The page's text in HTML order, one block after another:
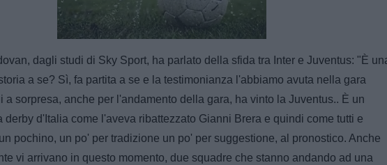
Loaded
100.00%
dagli studi di Sky Sport, ha parlato della sfida tra Inter e Juventus: "È
a se? Sì, fa partita a se e la testimonianza l'abbiamo avuta nella gara
a sorpresa, anche per l'andamento della gara, ha vinto la Juventus.. È un
derby d'Italia come l'aveva ribattezzato Gianni Brera e quindi come tutti e
pochino, un po' per tradizione un po' per suggestione, al pronostico. Anche
vi arrivano in questo momento, due squadre che stanno andando ad una